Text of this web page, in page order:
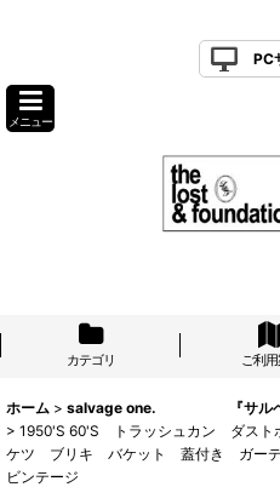
PC
メニュー
カテゴリ ご利
ホーム > salvage one. 『サルベ
> 1950'S 60'S トラッシュカン ダス
ケツ ブリキ バケット 蓋付き ガー
ビンテージ